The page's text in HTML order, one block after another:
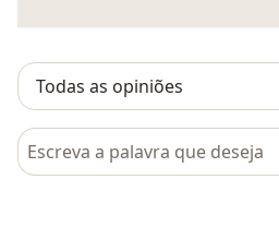
Pesquisar em opiniões